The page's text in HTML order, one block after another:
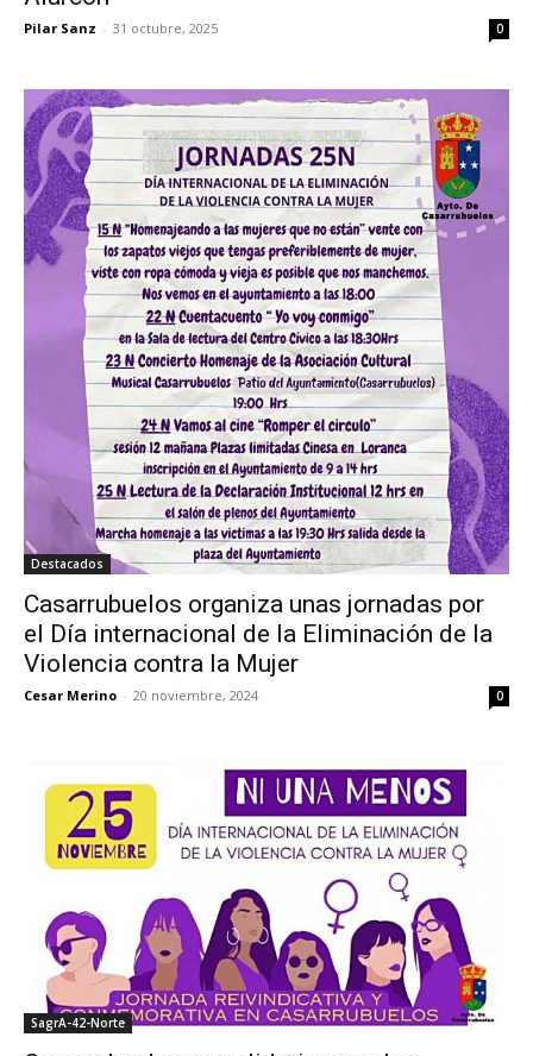
Pilar Sanz - 31 octubre, 2025 0
Destacados
Casarrubuelos organiza unas jornadas por
el Día internacional de la Eliminación de la
Violencia contra la Mujer
Cesar Merino - 20 noviembre, 2024 0
SagrA-42-Norte